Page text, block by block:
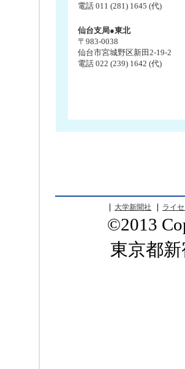
電話 011 (281) 1645 (代)
仙台支局●東北
〒983-0038
仙台市宮城野区新田2-19-2
電話 022 (239) 1642 (代)
大学新聞社 ライ
©2013
東京都